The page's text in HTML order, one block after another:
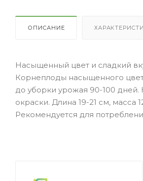
ОПИСАНИЕ
Насыщенный цвет и сладкий
Корнеплоды насыщенного
до уборки урожая 90-100
окраски. Длина 19-21 см, масса
Рекомендуется для